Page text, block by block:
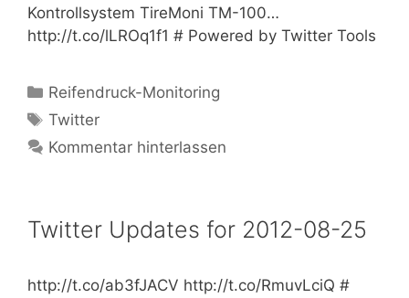
Kontrollsystem TireMoni TM-100…
http://t.co/lLROq1f1 # Powered by Twitter Tools
Kategorien
Reifendruck-Monitoring
Schlagwörter
Twitter
Kommentar hinterlassen
Twitter Updates for 2012-08-25
http://t.co/ab3fJACV http://t.co/RmuvLciQ #